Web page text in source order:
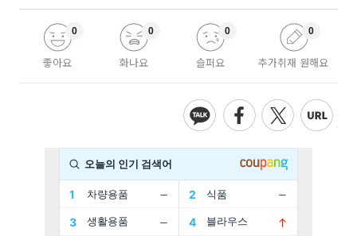
좋아요
0
화나요
0
슬퍼요
0
추가취재 원해요
0